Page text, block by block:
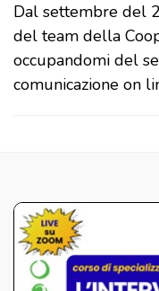
Dal settembre del
del team della
occupandomi del
comunicazione on